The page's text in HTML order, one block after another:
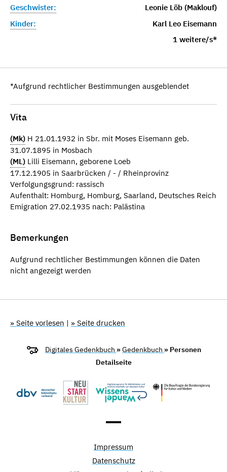
Geschwister:
Leonie Löb (Maklouf)
Kinder:
Karl Leo Eisemann
1 weitere/s*
*Aufgrund rechtlicher Bestimmungen ausgeblendet
Vita
(Mk) H 21.01.1932 in Sbr. mit Moses Eisemann geb.
31.07.1895 in Mosbach
(ML) Lilli Eisemann, geborene Loeb
17.12.1905 in Saarbrücken / - / Rheinprovinz
Verfolgungsgrund: rassisch
Aufenthalt: Homburg, Homburg, Saarland, Deutsches Reich
Emigration 27.02.1935 nach: Palästina
Bemerkungen
Aufgrund rechtlicher Bestimmungen können die Daten
nicht angezeigt werden
» Seite vorlesen | » Seite drucken
Digitales Gedenkbuch »Gedenkbuch » Personen
Detailseite
Impressum
Datenschutz